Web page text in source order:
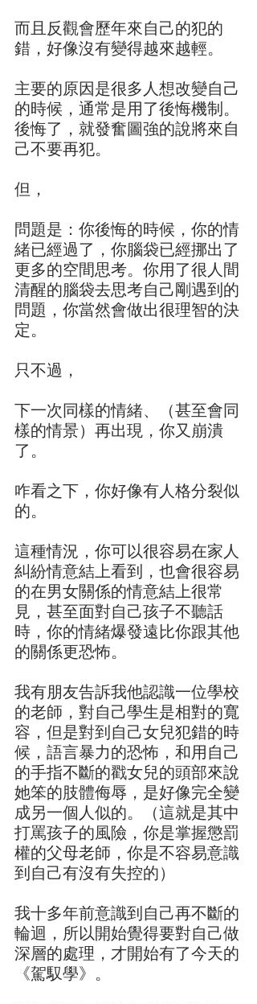
而且反觀會歷年來自己的犯的
錯，好像沒有變得越來越輕。
主要的原因是很多人想改變自己
的時候，通常是用了後悔機制。
後悔了，就發奮圖強的說將來自
己不要再犯。
但，
問題是：你後悔的時候，你的情
緒已經過了，你腦袋已經挪出了
更多的空間思考。你用了很人間
清醒的腦袋去思考自己剛遇到的
問題，你當然會做出很理智的決
定。
只不過，
下一次同樣的情緒、（甚至會同
樣的情景）再出現，你又崩潰
了。
咋看之下，你好像有人格分裂似
的。
這種情況，你可以很容易在家人
糾紛情意結上看到，也會很容易
的在男女關係的情意結上很常
見，甚至面對自己孩子不聽話
時，你的情緒爆發遠比你跟其他
的關係更恐怖。
我有朋友告訴我他認識一位學校
的老師，對自己學生是相對的寬
容，但是對到自己女兒犯錯的時
候，語言暴力的恐怖，和用自己
的手指不斷的戳女兒的頭部來說
她笨的肢體侮辱，是好像完全變
成另一個人似的。（這就是其中
打罵孩子的風險，你是掌握懲罰
權的父母老師，你是不容易意識
到自己有沒有失控的）
我十多年前意識到自己再不斷的
輪迴，所以開始覺得要對自己做
深層的處理，才開始有了今天的
《駕馭學》。